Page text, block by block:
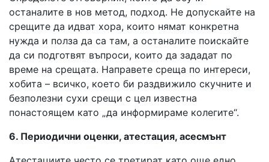
останалите в нов метод, подход. Не допускайте на
срещите да идват хора, които нямат конкретна
нужда и полза да са там, а останалите поискайте
да си подготвят въпроси, които да зададат по
време на срещата. Направете среща по интереси,
хобита – всичко, което би раздвижило скучните и
безполезни сухи срещи с цел известна
понастоящем като „да информираме колегите“.
6. Периодични оценки, атестация, асесмънт